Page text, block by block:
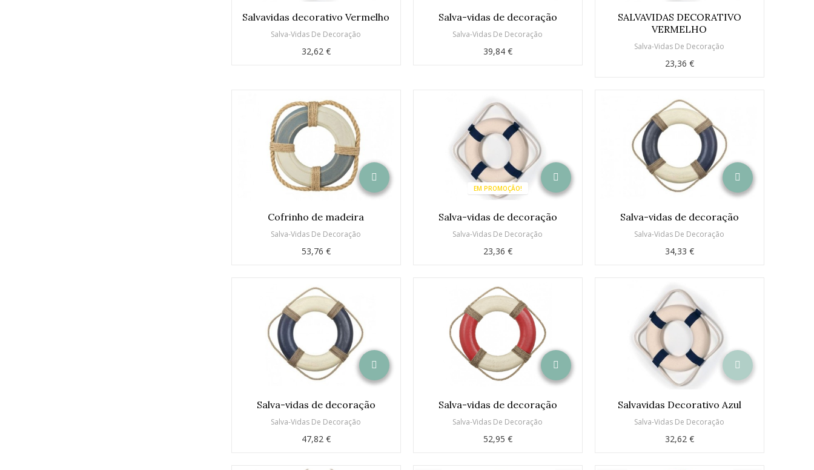
Salvavidas decorativo Vermelho
Salva-Vidas De Decoração
32,62 €
Salva-vidas de decoração
Salva-Vidas De Decoração
39,84 €
SALVAVIDAS DECORATIVO
VERMELHO
Salva-Vidas De Decoração
23,36 €
Cofrinho de madeira
Salva-Vidas De Decoração
53,76 €
EM PROMOÇÃO!
Salva-vidas de decoração
Salva-Vidas De Decoração
23,36 €
Salva-vidas de decoração
Salva-Vidas De Decoração
34,33 €
Salva-vidas de decoração
Salva-Vidas De Decoração
47,82 €
Salva-vidas de decoração
Salva-Vidas De Decoração
52,95 €
Salvavidas Decorativo Azul
Salva-Vidas De Decoração
32,62 €